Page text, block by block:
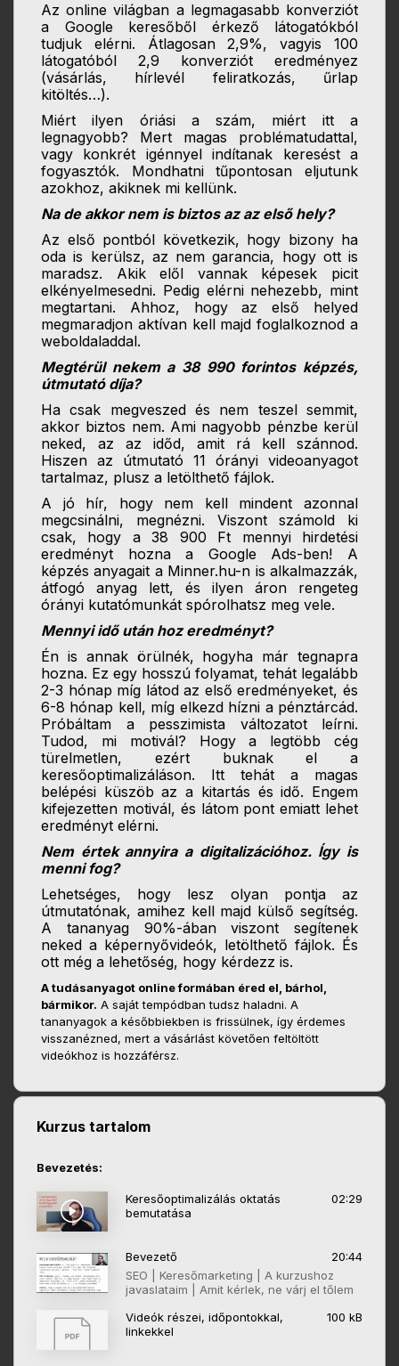
Az online világban a legmagasabb konverziót
a Google keresőből érkező látogatókból
tudjuk elérni. Átlagosan 2,9%, vagyis 100
látogatóból 2,9 konverziót eredményez
(vásárlás, hírlevél feliratkozás, űrlap
kitöltés…).
Miért ilyen óriási a szám, miért itt a
legnagyobb? Mert magas problématudattal,
vagy konkrét igénnyel indítanak keresést a
fogyasztók. Mondhatni tűpontosan eljutunk
azokhoz, akiknek mi kellünk.
Na de akkor nem is biztos az az első hely?
Az első pontból következik, hogy bizony ha
oda is kerülsz, az nem garancia, hogy ott is
maradsz. Akik elől vannak képesek picit
elkényelmesedni. Pedig elérni nehezebb, mint
megtartani. Ahhoz, hogy az első helyed
megmaradjon aktívan kell majd foglalkoznod a
weboldaladdal.
Megtérül nekem a 38 990 forintos képzés,
útmutató díja?
Ha csak megveszed és nem teszel semmit,
akkor biztos nem. Ami nagyobb pénzbe kerül
neked, az az időd, amit rá kell szánnod.
Hiszen az útmutató 11 órányi videoanyagot
tartalmaz, plusz a letölthető fájlok.
A jó hír, hogy nem kell mindent azonnal
megcsinálni, megnézni. Viszont számold ki
csak, hogy a 38 900 Ft mennyi hirdetési
eredményt hozna a Google Ads-ben! A
képzés anyagait a Minner.hu-n is alkalmazzák,
átfogó anyag lett, és ilyen áron rengeteg
órányi kutatómunkát spórolhatsz meg vele.
Mennyi idő után hoz eredményt?
Én is annak örülnék, hogyha már tegnapra
hozna. Ez egy hosszú folyamat, tehát legalább
2-3 hónap míg látod az első eredményeket, és
6-8 hónap kell, míg elkezd hízni a pénztárcád.
Próbáltam a pesszimista változatot leírni.
Tudod, mi motivál? Hogy a legtöbb cég
türelmetlen, ezért buknak el a
keresőoptimalizáláson. Itt tehát a magas
belépési küszöb az a kitartás és idő. Engem
kifejezetten motivál, és látom pont emiatt lehet
eredményt elérni.
Nem értek annyira a digitalizációhoz. Így is
menni fog?
Lehetséges, hogy lesz olyan pontja az
útmutatónak, amihez kell majd külső segítség.
A tananyag 90%-ában viszont segítenek
neked a képernyővideók, letölthető fájlok. És
ott még a lehetőség, hogy kérdezz is.
A tudásanyagot online formában éred el, bárhol,
bármikor. A saját tempódban tudsz haladni. A
tananyagok a későbbiekben is frissülnek, így érdemes
visszanézned, mert a vásárlást követően feltöltött
videókhoz is hozzáférsz.
Kurzus tartalom
Bevezetés:
Keresőoptimalizálás oktatás
bemutatása
02:29
Bevezető
20:44
SEO | Keresőmarketing | A kurzushoz
javaslataim | Amit kérlek, ne várj el tőlem
Videók részei, időpontokkal,
linkekkel
100 kB